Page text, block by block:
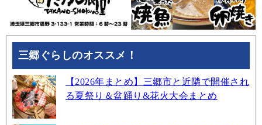
三郷ぐらしのオススメ！
【2026年まとめ】三郷市と近隣で開催され
る夏祭り＆盆踊り&花火大会まとめ